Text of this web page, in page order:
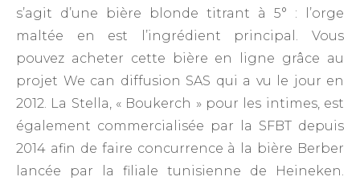
s’agit d’une bière blonde titrant à 5° : l’orge
maltée en est l’ingrédient principal. Vous
pouvez acheter cette bière en ligne grâce au
projet We can diffusion SAS qui a vu le jour en
2012. La Stella, « Boukerch » pour les intimes, est
également commercialisée par la SFBT depuis
2014 afin de faire concurrence à la bière Berber
lancée par la filiale tunisienne de Heineken.